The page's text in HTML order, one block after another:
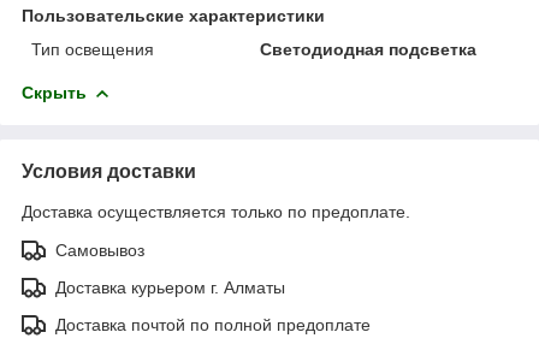
Пользовательские характеристики
Тип освещения
Светодиодная подсветка
Скрыть
Условия доставки
Доставка осуществляется только по предоплате.
Самовывоз
Доставка курьером г. Алматы
Доставка почтой по полной предоплате